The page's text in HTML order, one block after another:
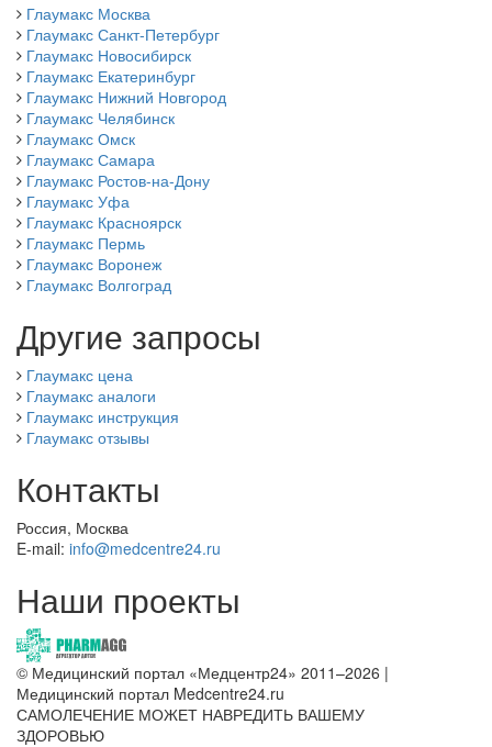
Глаумакс Москва
Глаумакс Санкт-Петербург
Глаумакс Новосибирск
Глаумакс Екатеринбург
Глаумакс Нижний Новгород
Глаумакс Челябинск
Глаумакс Омск
Глаумакс Самара
Глаумакс Ростов-на-Дону
Глаумакс Уфа
Глаумакс Красноярск
Глаумакс Пермь
Глаумакс Воронеж
Глаумакс Волгоград
Другие запросы
Глаумакс цена
Глаумакс аналоги
Глаумакс инструкция
Глаумакс отзывы
Контакты
Россия, Москва
E-mail: info@medcentre24.ru
Наши проекты
© Медицинский портал «Медцентр24» 2011–2026 |
Медицинский портал Medcentre24.ru
САМОЛЕЧЕНИЕ МОЖЕТ НАВРЕДИТЬ ВАШЕМУ
ЗДОРОВЬЮ